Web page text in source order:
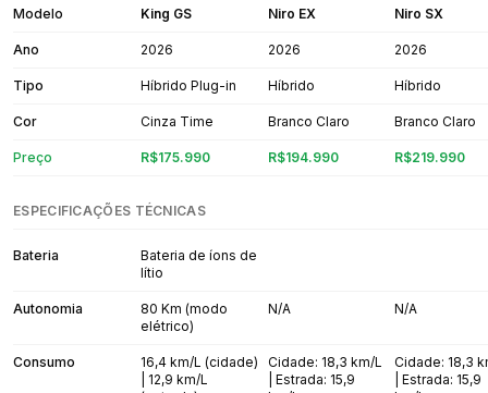
Modelo King GS Niro EX Niro SX
Ano 2026 2026 2026
Tipo Híbrido Plug-in Híbrido Híbrido
Cor Cinza Time Branco Claro Branco Claro
Preço R$175.990 R$194.990 R$219.990
ESPECIFICAÇÕES TÉCNICAS
Bateria
Bateria de íons de
lítio
Autonomia
80 Km (modo
elétrico)
N/A N/A
Consumo
16,4 km/L (cidade)
| 12,9 km/L
Cidade: 18,3 km/L
| Estrada: 15,9
Cidade: 18,3
| Estrada: 15,9